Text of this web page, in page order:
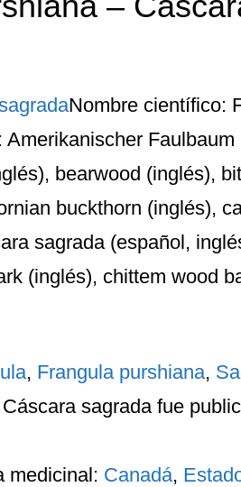
Nombre científico:
bearwood (inglés),
buckthorn (inglés),
sagrada (español,
(inglés), chittem wood
, Frangula purshiana,
sagradafue
medicinal: Canadá,